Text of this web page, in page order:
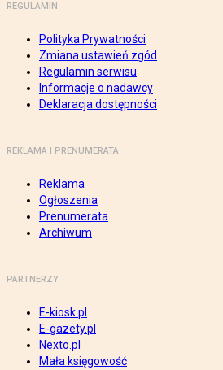
REGULAMIN
Polityka Prywatności
Zmiana ustawień zgód
Regulamin serwisu
Informacje o nadawcy
Deklaracja dostępności
REKLAMA I PRENUMERATA
Reklama
Ogłoszenia
Prenumerata
Archiwum
PARTNERZY
E-kiosk.pl
E-gazety.pl
Nexto.pl
Mała księgowość